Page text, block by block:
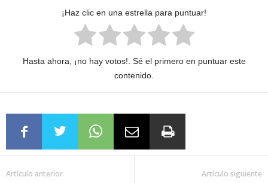
¡Haz clic en una estrella para puntuar!
Hasta ahora, ¡no hay votos!. Sé el primero en puntuar este
contenido.
Artículo anterior Artículo siguiente